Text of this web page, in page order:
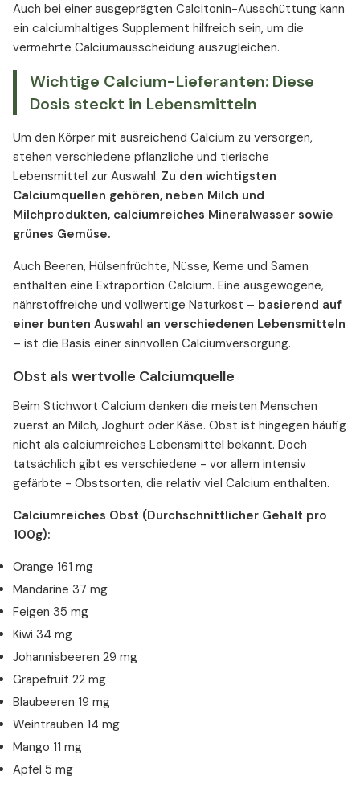
Auch bei einer ausgeprägten Calcitonin-Ausschüttung kann
ein calciumhaltiges Supplement hilfreich sein, um die
vermehrte Calciumausscheidung auszugleichen.
Wichtige Calcium-Lieferanten: Diese
Dosis steckt in Lebensmitteln
Um den Körper mit ausreichend Calcium zu versorgen,
stehen verschiedene pflanzliche und tierische
Lebensmittel zur Auswahl. Zu den wichtigsten
Calciumquellen gehören, neben Milch und
Milchprodukten, calciumreiches Mineralwasser sowie
grünes Gemüse.
Auch Beeren, Hülsenfrüchte, Nüsse, Kerne und Samen
enthalten eine Extraportion Calcium. Eine ausgewogene,
nährstoffreiche und vollwertige Naturkost – basierend auf
einer bunten Auswahl an verschiedenen Lebensmitteln
– ist die Basis einer sinnvollen Calciumversorgung.
Obst als wertvolle Calciumquelle
Beim Stichwort Calcium denken die meisten Menschen
zuerst an Milch, Joghurt oder Käse. Obst ist hingegen häufig
nicht als calciumreiches Lebensmittel bekannt. Doch
tatsächlich gibt es verschiedene - vor allem intensiv
gefärbte - Obstsorten, die relativ viel Calcium enthalten.
Calciumreiches Obst (Durchschnittlicher Gehalt pro
100g):
Orange 161 mg
Mandarine 37 mg
Feigen 35 mg
Kiwi 34 mg
Johannisbeeren 29 mg
Grapefruit 22 mg
Blaubeeren 19 mg
Weintrauben 14 mg
Mango 11 mg
Apfel 5 mg